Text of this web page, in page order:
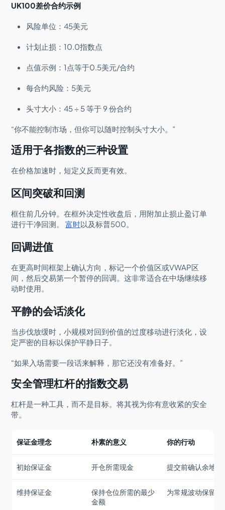
UK100差价合约示例
风险单位：45美元
计划止损：10.0指数点
点值示例：1点等于0.5美元/合约
每合约风险：5美元
头寸大小：45 ÷ 5 等于 9 份合约
“你不能控制市场，但你可以随时控制头寸大小。”
适用于各指数的三种设置
在价格加速时，短定义反而更有效。
区间突破和回测
框住前几分钟。在框外决定性收盘后，用附加止损止盈订单
进行干净回测。富时以及标普500。
回调进值
在更高时间框架上确认方向，标记一个价值区或VWAP区
间，然后交易第一个暂停的回调。这非常适合在中场继续移
动时使用。
平静的会话淡化
当步伐放缓时，小规模对回到价值的过度移动进行淡化，设
定严密的目标以保护平静日子。
“如果入场需要一段话来解释，那它还没有准备好。”
安全管理杠杆的指数交易
杠杆是一种工具，而不是目标。将其视为你有意收紧的安全
带。
保证金理念 朴素的意义 你的行动
初始保证金 开仓所需现金 提交前确认余地
维持保证金
保持仓位所需的最少
金额
为常规波动保留缓